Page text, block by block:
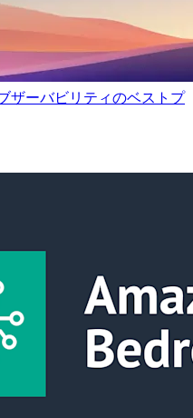
ザーバビリティのベストプ